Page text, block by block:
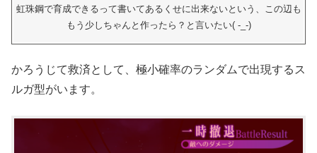
虹珠鋼で育成できるって書いてあるくせに出来ないという、この辺も
もう少しちゃんと作ったら？と言いたい( -_-)
かろうじて救済として、極小確率のランダムで出現するス
ルガ型がいます。